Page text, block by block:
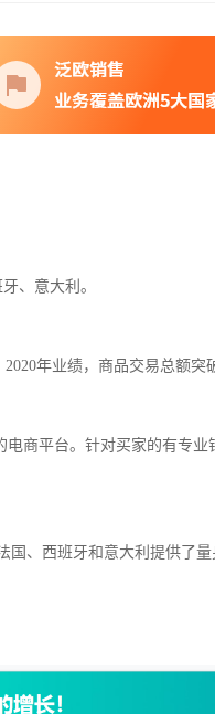
、意大利。
年业绩，商品交易总额突
商平台。针对买家的有专
、西班牙和意大利提供了量